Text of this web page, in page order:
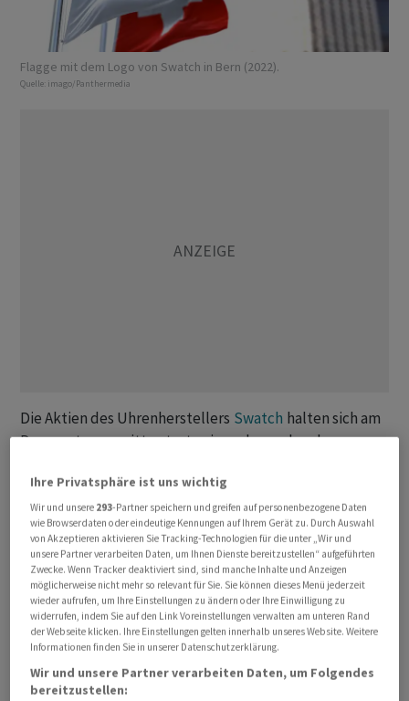
Flagge mit dem Logo von Swatch in Bern (2022).
Quelle: imago/Panthermedia
Die Aktien des Uhrenherstellers Swatch halten sich am
Donnerstagvormittag trotz einer abermals sehr
Sie steigen um 0,2 Prozent auf 198,75 Franken. Zum
Zwischenhoch bei 212,80 Franken von Mitte Juni fehlen
aber noch rund 7 Prozent.
Keinen Wiederaufstieg zu höheren Notierungen,
sondern einen Rückfall um mehr als 50 Prozent auf 92
Franken sieht die zuständige Analystin der UBS. Sie hat
ihre Kurszielprognose von 95 Franken um drei Franken
nach unten angepasst. Die Einstufung vonSwatch
durch die UBS lautet nach wie vor «Sell».
Ihre Privatsphäre ist uns wichtig
Wir und unsere 293-Partner speichern und greifen auf personenbezogene Daten
wie Browserdaten oder eindeutige Kennungen auf Ihrem Gerät zu. Durch Auswahl
von Akzeptieren aktivieren Sie Tracking-Technologien für die unter „Wir und
unsere Partner verarbeiten Daten, um Ihnen Dienste bereitzustellen“ aufgeführten
Zwecke. Wenn Tracker deaktiviert sind, sind manche Inhalte und Anzeigen
möglicherweise nicht mehr so relevant für Sie. Sie können dieses Menü jederzeit
wieder aufrufen, um Ihre Einstellungen zu ändern oder Ihre Einwilligung zu
widerrufen, indem Sie auf den Link Voreinstellungen verwalten am unteren Rand
der Webseite klicken. Ihre Einstellungen gelten innerhalb unseres Website. Weitere
Informationen finden Sie in unserer Datenschutzerklärung.
Wir und unsere Partner verarbeiten Daten, um Folgendes
bereitzustellen: